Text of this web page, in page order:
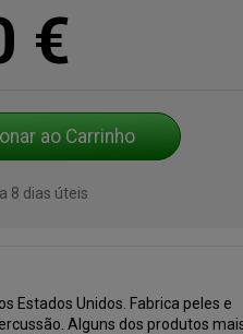
€
ao Carrinho
8 dias úteis
Estados Unidos. Fabrica peles e
Alguns dos produtos